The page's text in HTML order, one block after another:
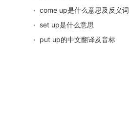
come up是什么意思及反义词
set up是什么意思
put up的中文翻译及音标